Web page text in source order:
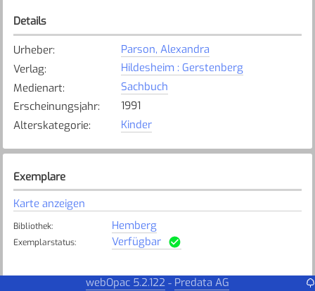
Details
Urheber:
Parson, Alexandra
Verlag:
Hildesheim : Gerstenberg
Medienart:
Sachbuch
Erscheinungsjahr:
1991
Alterskategorie: Kinder
Exemplare
Karte anzeigen
Bibliothek: Hemberg
Exemplarstatus: Verfügbar
webOpac 5.2.122 - Predata AG